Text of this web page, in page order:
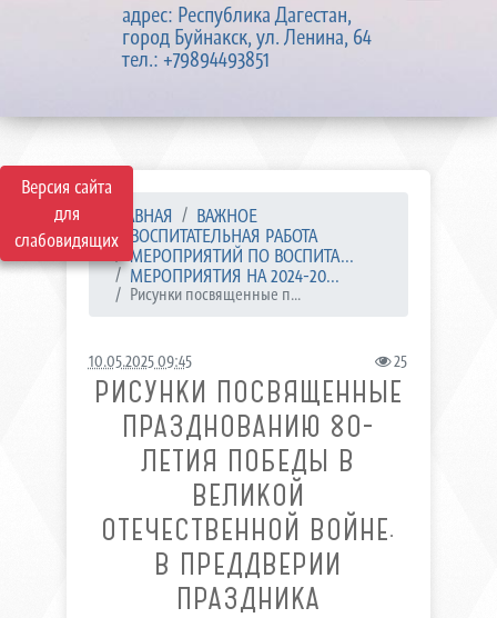
Версия сайта
для
слабовидящих
адрес: Республика Дагестан,
город Буйнакск, ул. Ленина, 64
тел.: +79894493851
ГЛАВНАЯ
ВАЖНОЕ
ВОСПИТАТЕЛЬНАЯ РАБОТА
МЕРОПРИЯТИЙ ПО ВОСПИТА...
МЕРОПРИЯТИЯ НА 2024-20...
Рисунки посвященные п...
10.05.2025 09:45 25
РИСУНКИ ПОСВЯЩЕННЫЕ
ПРАЗДНОВАНИЮ 80-
ЛЕТИЯ ПОБЕДЫ В
ВЕЛИКОЙ
ОТЕЧЕСТВЕННОЙ ВОЙНЕ.
В ПРЕДДВЕРИИ
ПРАЗДНИКА